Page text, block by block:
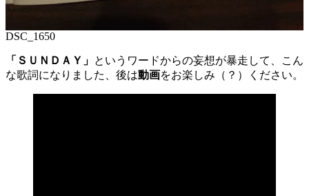
DSC_1650
「ＳＵＮＤＡＹ」 というワードからの妄想が暴走して、こん
な歌詞になりました、後は動画をお楽しみ（？）ください。